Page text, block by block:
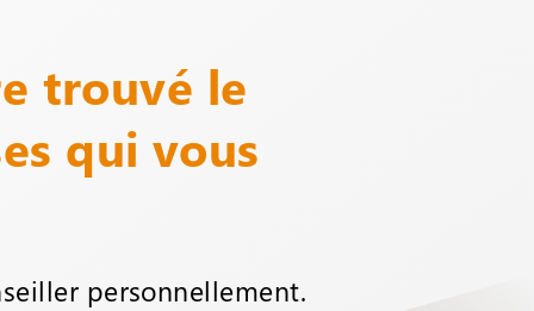
trouvé le
qui vous
personnellement.